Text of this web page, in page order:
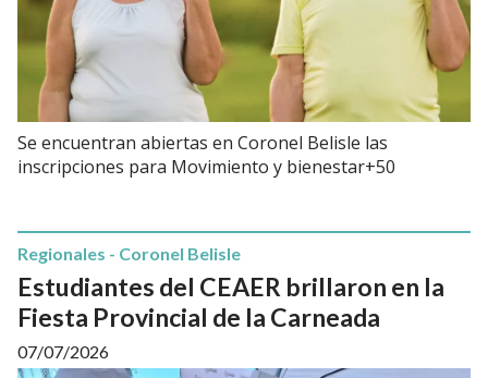
Se encuentran abiertas en Coronel Belisle las
inscripciones para Movimiento y bienestar+50
Estudiantes del CEAER brillaron en la
Fiesta Provincial de la Carneada
Regionales - Coronel Belisle
07/07/2026